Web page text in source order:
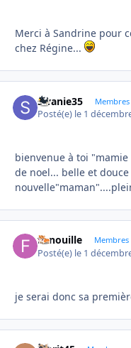
Merci à Sandrine pour
chez Régine...
swanie35
Posté(e) le 1
bienvenue à toi
de noel... belle et
Fanouille Membres
Posté(e) le 1
je serai donc sa